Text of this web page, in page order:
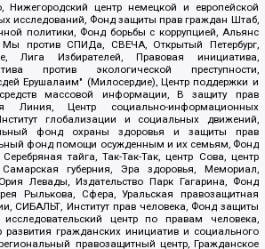
Нижегородский центр немецкой и европейской
исследований, Фонд защиты прав граждан Штаб,
политики, Фонд борьбы с коррупцией, Альянс
против СПИДа, СВЕЧА, Открытый Петербург,
Лига Избирателей, Правовая инициатива,
против экологической преступности,
Ерушалаим" (Милосердие), Центр поддержки и
массовой информации, В защиту прав
Линия, Центр социально-информационных
глобализации и социальных движений,
фонд охраны здоровья и защиты прав
фонд помощи осужденным и их семьям, Фонд
тайга, Так-Так-Так, центр Сова, центр
губерния, Эра здоровья, Мемориал,
Левады, Издательство Парк Гагарина, Фонд
Рылькова, Сфера, Уральская правозащитная
СИБАЛЬТ, Институт прав человека, Фонд защиты
исследовательский центр по правам человека,
развития гражданских инициатив и социального
правозащитный центр, Гражданское